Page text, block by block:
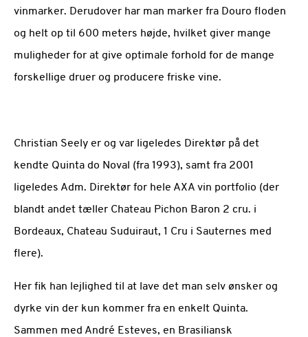
vinmarker. Derudover har man marker fra Douro floden
og helt op til 600 meters højde, hvilket giver mange
muligheder for at give optimale forhold for de mange
forskellige druer og producere friske vine.
Christian Seely er og var ligeledes Direktør på det
kendte Quinta do Noval (fra 1993), samt fra 2001
ligeledes Adm. Direktør for hele AXA vin portfolio (der
blandt andet tæller Chateau Pichon Baron 2 cru. i
Bordeaux, Chateau Suduiraut, 1 Cru i Sauternes med
flere).
Her fik han lejlighed til at lave det man selv ønsker og
dyrke vin der kun kommer fra en enkelt Quinta.
Sammen med André Esteves, en Brasiliansk